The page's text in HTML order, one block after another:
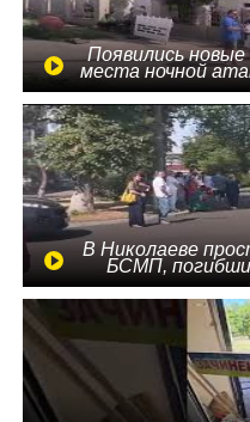
Появились
места ночной
В Николаеве
БСМП,